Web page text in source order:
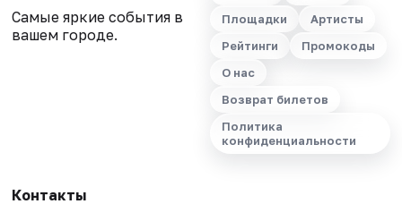
Самые яркие события в
вашем городе.
Площадки
Артисты
Рейтинги
Промокоды
О нас
Возврат билетов
Политика
конфиденциальности
Контакты